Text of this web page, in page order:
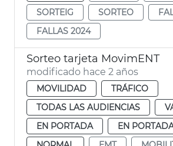
SORTEIG
SORTEO
FALLAS 2024
Sorteo tarjeta MovimENT
modificado hace 2 años
MOVILIDAD
TRÁFICO
TODAS LAS AUDIENCIAS
EN PORTADA
EN